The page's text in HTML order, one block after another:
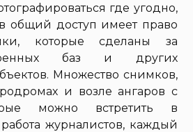
где угодно,
общий доступ имеет право
которые сделаны за
баз и других
Множество снимков,
и возле ангаров с
можно встретить в
журналистов, каждый